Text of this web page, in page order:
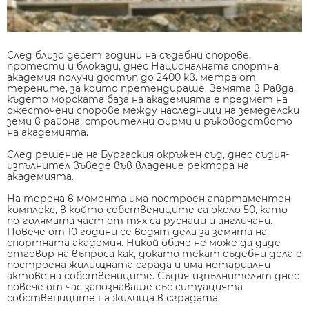
След близо десет години на съдебни спорове,
протести и блокади, днес Националната спортна
академия получи достъп до 2400 кв. метра от
терените, за които претендираше. Земята в Равда,
където морската база на академията е предмет на
ожесточени спорове между наследници на земеделски
земи в района, строителни фирми и ръководството
на академията.
След решение на Бургаския окръжен съд, днес съдия-
изпълнител въведе във владение ректора на
академията.
На терена в момента има построен апартаментен
комплекс, в който собствениците са около 50, като
по-голямата част от тях са руснаци и англичани.
Повече от 10 години се водят дела за земята на
спортната академия. Никой обаче не може да даде
отговор на въпроса как, докато текат съдебни дела е
построена жилищната сграда и има нотариални
актове на собствениците. Съдия-изпълнителят днес
повече от час запознаваше със ситуацията
собствениците на жилища в сградата.